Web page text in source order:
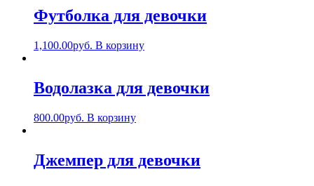
Футболка для девочки
1,100.00руб. В корзину
Водолазка для девочки
800.00руб. В корзину
Джемпер для девочки